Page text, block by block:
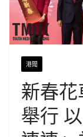
港聞
新春
舉行